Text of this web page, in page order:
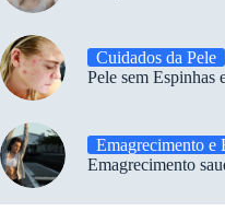
Cuidados da Pele
Pele sem Espinhas
Emagrecimento e
Emagrecimento